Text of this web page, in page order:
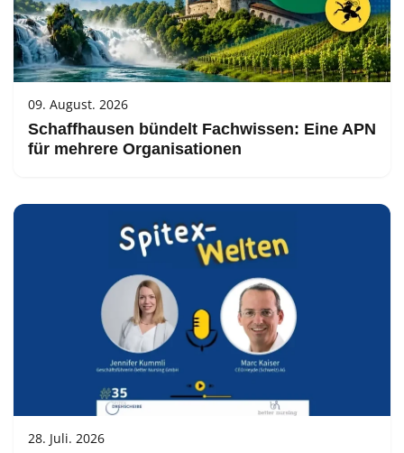
09. August. 2026
Schaffhausen bündelt Fachwissen: Eine APN
für mehrere Organisationen
28. Juli. 2026